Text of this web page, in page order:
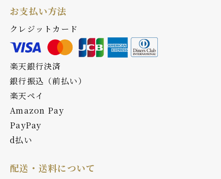
お支払い方法
クレジットカード
楽天銀行決済
銀行振込（前払い）
楽天ペイ
Amazon Pay
PayPay
d払い
配送・送料について